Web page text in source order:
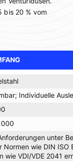
bis 20 % vom
Individuelle
unter
Normen wie DIN ISO
wie VDI/VDE 2041